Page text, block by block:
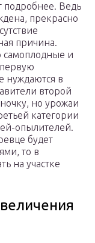
подробнее. Ведь
прекрасно
причина.
самоплодные и
нуждаются в
второй
но урожаи
категории
опылителей.
будет
то в
на участке